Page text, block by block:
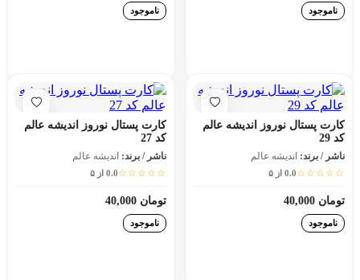
ناموجود ناموجود
کارت پستال نوروز اندیشه عالم
کد 29
ناشر / برند: اندیشه عالم
☆☆☆☆☆0.0 از ۵
تومان 40,000
ناموجود
کارت پستال نوروز اندیشه عالم
کد 27
ناشر / برند: اندیشه عالم
☆☆☆☆☆0.0 از ۵
تومان 40,000
ناموجود